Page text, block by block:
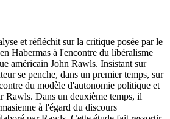
et réfléchit sur la critique posée par le
Habermas à l'encontre du libéralisme
américain John Rawls. Insistant sur
se penche, dans un premier temps, sur
du modèle d'autonomie politique et
Rawls. Dans un deuxième temps, il
à l'égard du discours